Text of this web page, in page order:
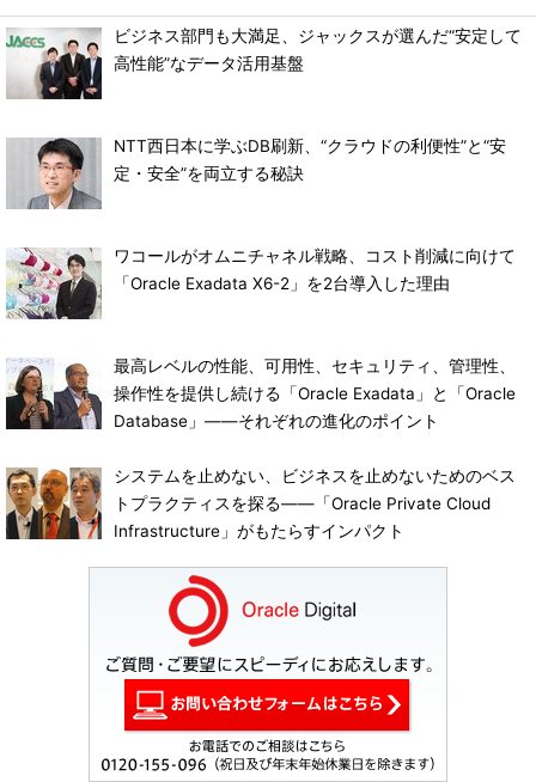
ビジネス部門も大満足、ジャックスが選んだ“安定して
高性能”なデータ活用基盤
NTT西日本に学ぶDB刷新、“クラウドの利便性”と“安
定・安全”を両立する秘訣
ワコールがオムニチャネル戦略、コスト削減に向けて
「Oracle Exadata X6-2」を2台導入した理由
最高レベルの性能、可用性、セキュリティ、管理性、
操作性を提供し続ける「Oracle Exadata」と「Oracle
Database」――それぞれの進化のポイント
システムを止めない、ビジネスを止めないためのベス
トプラクティスを探る――「Oracle Private Cloud
Infrastructure」がもたらすインパクト